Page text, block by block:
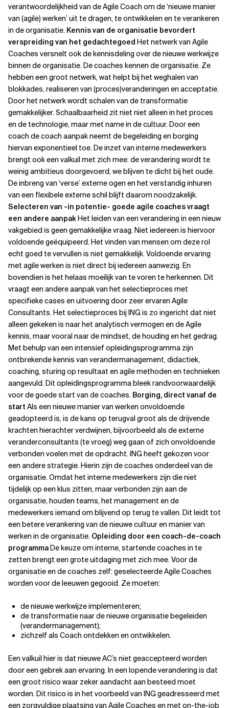
verantwoordelijkheid van de Agile Coach om de ‘nieuwe manier
van (agile) werken’ uit te dragen, te ontwikkelen en te verankeren
in de organisatie. Kennis van de organisatie bevordert
verspreiding van het gedachtegoed Het netwerk van Agile
Coaches versnelt ook de kennisdeling over de nieuwe werkwijze
binnen de organisatie. De coaches kennen de organisatie. Ze
hebben een groot netwerk, wat helpt bij het weghalen van
blokkades, realiseren van (proces)veranderingen en acceptatie.
Door het netwerk wordt schalen van de transformatie
gemakkelijker. Schaalbaarheid zit niet niet alleen in het proces
en de technologie, maar met name in de cultuur. Door een
coach de coach aanpak neemt de begeleiding en borging
hiervan exponentieel toe.De inzet van interne medewerkers
brengt ook een valkuil met zich mee: de verandering wordt te
weinig ambitieus doorgevoerd, we blijven te dicht bij het oude.
De inbreng van ‘verse’ externe ogen en het verstandig inhuren
van een flexibele externe schil blijft daarom noodzakelijk.
Selecteren van -in potentie- goede agile coaches vraagt
een andere aanpakHet leiden van een verandering in een nieuw
vakgebied is geen gemakkelijke vraag. Niet iedereen is hiervoor
voldoende geëquipeerd. Het vinden van mensen om deze rol
echt goed te vervullen is niet gemakkelijk. Voldoende ervaring
met agile werken is niet direct bij iedereen aanwezig. En
bovendien is het helaas moeilijk van te voren te herkennen. Dit
vraagt een andere aanpak van het selectieproces met
specifieke cases en uitvoering door zeer ervaren Agile
Consultants.Het selectieproces bij ING is zo ingericht dat niet
alleen gekeken is naar het analytisch vermogen en de Agile
kennis, maar vooral naar de mindset, de houding en het gedrag.
Met behulp van een intensief opleidingsprogramma zijn
ontbrekende kennis van verandermanagement, didactiek,
coaching, sturing op resultaat en agile methoden en technieken
aangevuld. Dit opleidingsprogramma bleek randvoorwaardelijk
voor de goede start van de coaches. Borging, direct vanaf de
start Als een nieuwe manier van werken onvoldoende
geadopteerd is, is de kans op terugval groot als de drijvende
krachten hierachter verdwijnen, bijvoorbeeld als de externe
veranderconsultants (te vroeg) weg gaan of zich onvoldoende
verbonden voelen met de opdracht. ING heeft gekozen voor
een andere strategie. Hierin zijn de coaches onderdeel van de
organisatie. Omdat het interne medewerkers zijn die niet
tijdelijk op een klus zitten, maar verbonden zijn aan de
organisatie, houden teams, het management en de
medewerkers iemand om blijvend op terug te vallen. Dit leidt tot
een betere verankering van de nieuwe cultuur en manier van
werken in de organisatie. Opleiding door een coach-de-coach
programmaDe keuze om interne, startende coaches in te
zetten brengt een grote uitdaging met zich mee. Voor de
organisatie en de coaches zelf: geselecteerde Agile Coaches
worden voor de leeuwen gegooid. Ze moeten:
de nieuwe werkwijze implementeren;
de transformatie naar de nieuwe organisatie begeleiden
(verandermanagement);
zichzelf als Coach ontdekken en ontwikkelen.
Een valkuil hier is dat nieuwe AC’s niet geaccepteerd worden
door een gebrek aan ervaring. In een lopende verandering is dat
een groot risico waar zeker aandacht aan besteed moet
worden. Dit risico is in het voorbeeld van ING geadresseerd met
een zorgvuldige plaatsing van Agile Coaches en met on-the-job